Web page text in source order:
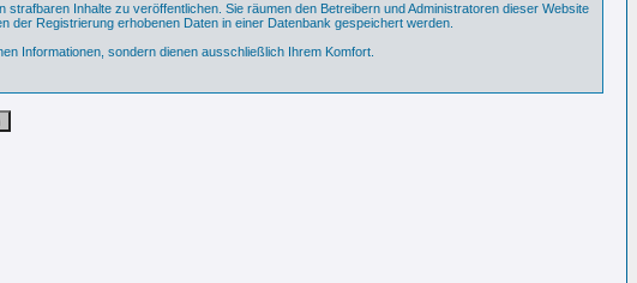
Inhalte zu veröffentlichen. Sie räumen den Betreibern und Administratoren dieser Website
Registrierung erhobenen Daten in einer Datenbank gespeichert werden.
Informationen, sondern dienen ausschließlich Ihrem Komfort.